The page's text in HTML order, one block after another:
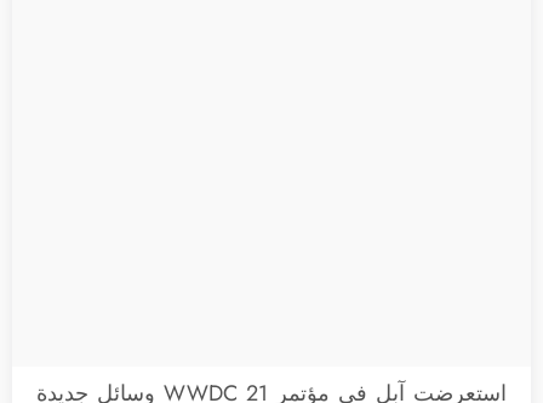
استعرضت آبل في مؤتمر WWDC 21 وسائل جديدة